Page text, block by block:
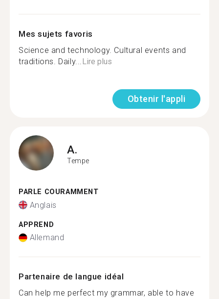
Mes sujets favoris
Science and technology. Cultural events and
traditions. Daily...Lire plus
Obtenir l'appli
A.
Tempe
PARLE COURAMMENT
Anglais
APPREND
Allemand
Partenaire de langue idéal
Can help me perfect my grammar, able to have